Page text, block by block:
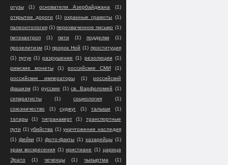
огузы
(1) основатели Азербайджана
(1)
открытие дороги (1) охранные грамоты (1)
палеонтология (1) перехваченное письмо (1)
питекантроп
(1) пити (1) подделки
(1)
прозелитизм (1) пророк Ной (1) проституция
(1) путук (1) разрушение (1) резолюции (1)
римские монеты
(1) российские СМИ
(1)
российские императоры
(1)
российский
фашизм (1) русские (1) св. Варфоломей (1)
сепаратисты
(1) социология
(1)
союзничество
(1) суджуг (1) талыши
(1)
татары
(1) тигранакерт (1)
транспортные
пути (1) убийства (1) уничтожение наследия
(1) фейки (1) фото-факты (1) хазарейцы (1)
храм воскресения (1) христиане (1) царица
Эрато
(1) чеченцы (1) чыхыртма
(1)